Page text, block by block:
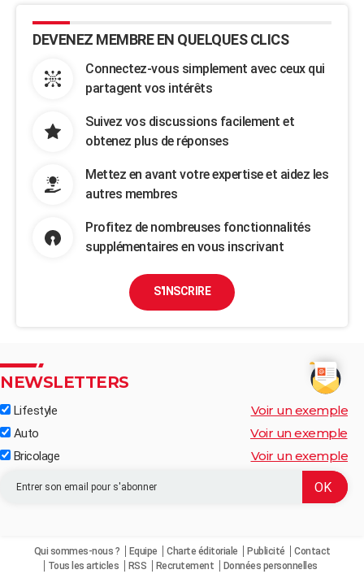
DEVENEZ MEMBRE EN QUELQUES CLICS
Connectez-vous simplement avec ceux qui
partagent vos intérêts
Suivez vos discussions facilement et
obtenez plus de réponses
Mettez en avant votre expertise et aidez les
autres membres
Profitez de nombreuses fonctionnalités
supplémentaires en vous inscrivant
S'INSCRIRE
NEWSLETTERS
Lifestyle Voir un exemple
Auto Voir un exemple
Bricolage Voir un exemple
Qui sommes-nous ? Equipe Charte éditoriale Publicité
Contact
Tous les articles
RSS Recrutement Données personnelles